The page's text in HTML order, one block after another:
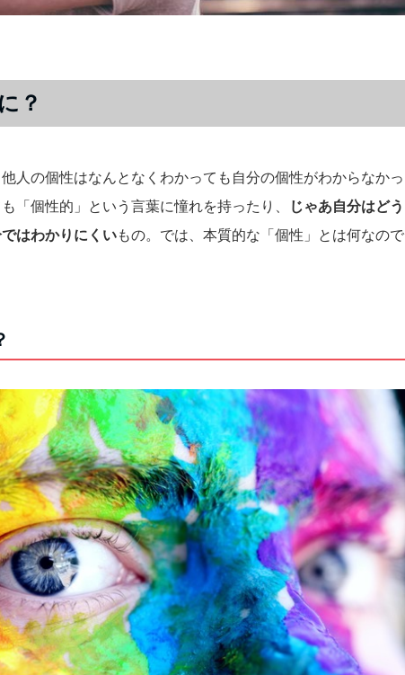
？
人の個性はなんとなくわかっても自分の個性がわからなかっ
「個性的」という言葉に憧れを持ったり、
じゃあ自分はどう
はわかりにくいもの。では、本質的な「個性」とは何なので